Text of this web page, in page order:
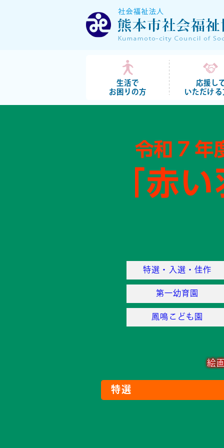
生活で
お困りの方
応援し
いただけ
特選・入選・佳作
第一幼育園
鳳鳴こども園
絵
特選